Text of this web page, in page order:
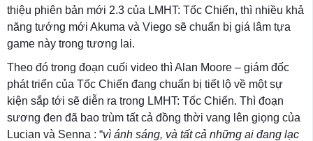
thiệu phiên bản mới 2.3 của LMHT: Tốc Chiến, thì nhiều khả
năng tướng mới Akuma và Viego sẽ chuẩn bị giá lâm tựa
game này trong tương lai.
Theo đó trong đoạn cuối video thì Alan Moore – giám đốc
phát triển của Tốc Chiến đang chuẩn bị tiết lộ về một sự
kiện sắp tới sẽ diễn ra trong LMHT: Tốc Chiến. Thì đoạn
sương đen đã bao trùm tất cả đồng thời vang lên giọng của
Lucian và Senna : “vì ánh sáng, và tất cả những ai đang lạc